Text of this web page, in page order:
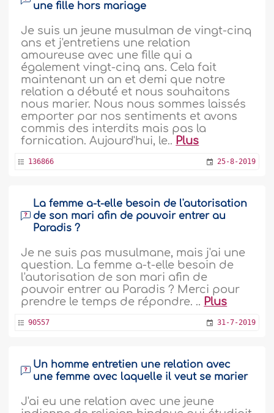
une fille hors mariage
Je suis un jeune musulman de vingt-cinq
ans et j'entretiens une relation
amoureuse avec une fille qui a
également vingt-cinq ans. Cela fait
maintenant un an et demi que notre
relation a débuté et nous souhaitons
nous marier. Nous nous sommes laissés
emporter par nos sentiments et avons
commis des interdits mais pas la
fornication. Aujourd'hui, le.. Plus
136866 25-8-2019
La femme a-t-elle besoin de l'autorisation
de son mari afin de pouvoir entrer au
Paradis ?
Je ne suis pas musulmane, mais j'ai une
question. La femme a-t-elle besoin de
l'autorisation de son mari afin de
pouvoir entrer au Paradis ? Merci pour
prendre le temps de répondre. .. Plus
90557 31-7-2019
Un homme entretien une relation avec
une femme avec laquelle il veut se marier
J'ai eu une relation avec une jeune